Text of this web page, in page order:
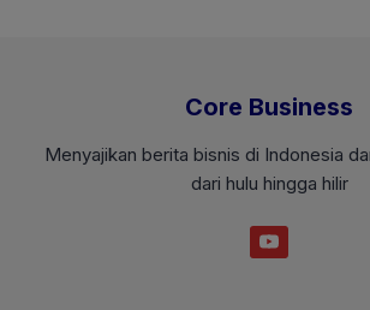
Core Business
Menyajikan berita bisnis di Indonesia
dari hulu hingga hilir